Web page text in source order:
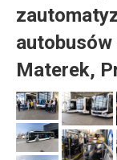
Materek,